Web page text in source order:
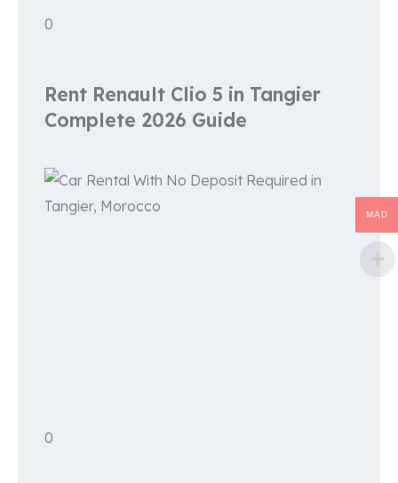
0
Rent Renault Clio 5 in Tangier
Complete 2026 Guide
0
MAD